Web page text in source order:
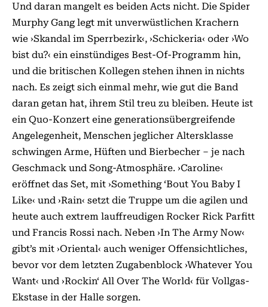
Und daran mangelt es beiden Acts nicht. Die Spider
Murphy Gang legt mit unverwüstlichen Krachern
wie ›Skandal im Sperrbezirk‹, ›Schickeria‹ oder ›Wo
bist du?‹ ein einstündiges Best-Of-Programm hin,
und die britischen Kollegen stehen ihnen in nichts
nach. Es zeigt sich einmal mehr, wie gut die Band
daran getan hat, ihrem Stil treu zu bleiben. Heute ist
ein Quo-Konzert eine generationsübergreifende
Angelegenheit, Menschen jeglicher Altersklasse
schwingen Arme, Hüften und Bierbecher – je nach
Geschmack und Song-Atmosphäre. ›Caroline‹
eröffnet das Set, mit ›Something ‘Bout You Baby I
Like‹ und ›Rain‹ setzt die Truppe um die agilen und
heute auch extrem lauffreudigen Rocker Rick Parfitt
und Francis Rossi nach. Neben ›In The Army Now‹
gibt’s mit ›Oriental‹ auch weniger Offensichtliches,
bevor vor dem letzten Zugabenblock ›Whatever You
Want‹ und ›Rockin‘ All Over The World‹ für Vollgas-
Ekstase in der Halle sorgen.